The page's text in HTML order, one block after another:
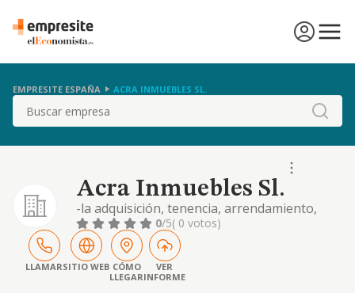
EMPRESITE ESPAÑA ACRA INMUEBLES SL.
Buscar
Acra Inmuebles Sl.
-la adquisición, tenencia, arrendamiento,
construcción, promoción, mejora,
transformación, rehabilitación,
urbanización, venta, administración y
explotación de todo tipo de bienes
inmuebles, tanto rústicos como urbanos,
0/5( 0 votos)
LLAMARSITIO WEB CÓMO
LLEGAR
VER
INFORME